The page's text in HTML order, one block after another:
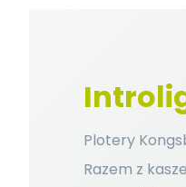
Plotery
Razem z